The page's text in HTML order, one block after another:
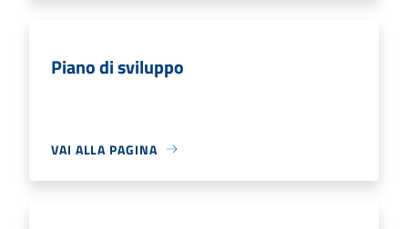
Piano di sviluppo
VAI ALLA PAGINA